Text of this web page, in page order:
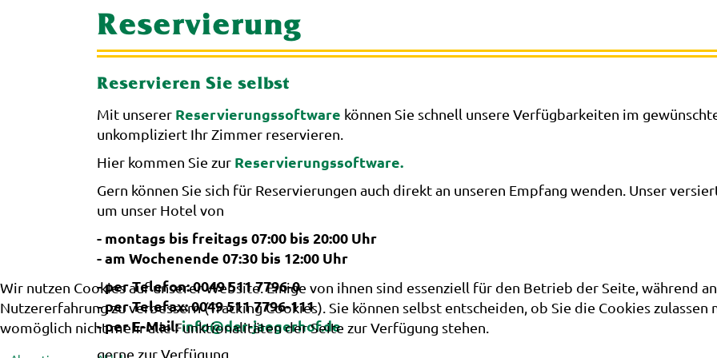
Reservierung
Reservieren Sie selbst
Mit unserer Reservierungssoftware können Sie schnell unsere Verfügbarkeiten im
unkompliziert Ihr Zimmer reservieren.
Hier kommen Sie zur Reservierungssoftware.
Gern können Sie sich für Reservierungen auch direkt an unseren Empfang wenden. Unser
um unser Hotel von
- montags bis freitags 07:00 bis 20:00 Uhr
- am Wochenende 07:30 bis 12:00 Uhr
- per Telefon: 0049 511 7796-0
- per Telefax: 0049 511 7796-111
- per E-Mail:info@der-jaegerhof.de
gerne zur Verfügung.
Wir nutzen Cookies auf unserer Website. Einige von ihnen sind essenziell für den Betrieb der Seite, während
Nutzererfahrung zu verbessern (Tracking Cookies). Sie können selbst entscheiden, ob Sie die Cookies
womöglich nicht mehr alle Funktionalitäten der Seite zur Verfügung stehen.